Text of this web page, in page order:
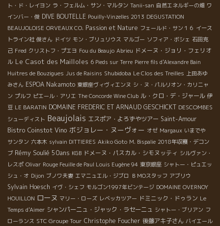
ト・ド・レイヨン ラ・フェルム・サン・マルタン Tanii-san 自然エネルギーの畑 ワ
インバー・俊 DIVE BOUTELLE Pouilly-Vinzelles 2013 DEGUSTATION
BEAUJOLOISE ORVEAUX CO. Passion et Nature フェールド・サン１６ イース
トライン社 俊さん ドイツ モン・ブリュリウス マルゴー ソフィア・ボシェ 石田克
己 Fred クリストフ・プエヨ Fou du Beaujo Abrieu ドメーヌ・ジョリ・フェリオ
ル Le Casot des Mailloles 6 Pieds sur Terre Pierre fils d'Alexandre Bain
Huitres de Bouzigues Jus de Raisins Shubidoba Le Clos des Treilles
上田あゆ
みさん ESPOA Nakamoto 東銀座ヴィヴィエンヌ シ・ヌ・パルリオン・カリニャ
ン プルフ ピエール・アリエ The Concorde Wine Club ル・クロ・デ・ジャール 伊
豆 LE BARATIN DOMAINE FREDERIC ET ARNAUD GESCHICKT DESCOMBES
シューディスト Beaujolais エスポア・よろずやツアー Saint-Amour
Bistro Coinstot Vino ボジョレー・ヌーヴォー オゼ Margaux いまでや
サンタン 六本木 sylvain DITTIERES Akiko Goto M. Bispalie 2018年収穫・デコン
ブ Rémy Soulié 50ans KGB ドメーヌ・パスカル・シモヌッティ シルヴァン・
レスポ Olivar Rouge Feuille de Paul Louis Eugène 94 東京銀座 シャトー・ピュエッ
シュ・オ Dijon ブノワ夫妻 エマニュエル・ジブロ ＢＭОスタッフ アブリウ
Sylvain Hoesch イヴ・シェフ モルゴン1997年ビンテージ DOMAINE OVERNOY
HOUILLON ローヌ マリー・ローズ レベッカツアー ドミニック・ドゥラン Le
Temps d'Aimer シャンパーニュ・ジャック・ラセーニュ シャトー・ブリアン フ
ローランス STC Groupe Tour Christophe Foucher 後藤アキ子さん バイエール